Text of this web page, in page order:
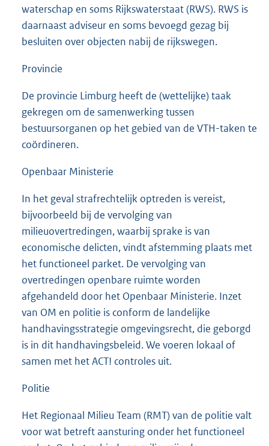
waterschap en soms Rijkswaterstaat (RWS). RWS is
daarnaast adviseur en soms bevoegd gezag bij
besluiten over objecten nabij de rijkswegen.
Provincie
De provincie Limburg heeft de (wettelijke) taak
gekregen om de samenwerking tussen
bestuursorganen op het gebied van de VTH-taken te
coördineren.
Openbaar Ministerie
In het geval strafrechtelijk optreden is vereist,
bijvoorbeeld bij de vervolging van
milieuovertredingen, waarbij sprake is van
economische delicten, vindt afstemming plaats met
het functioneel parket. De vervolging van
overtredingen openbare ruimte worden
afgehandeld door het Openbaar Ministerie. Inzet
van OM en politie is conform de landelijke
handhavingsstrategie omgevingsrecht, die geborgd
is in dit handhavingsbeleid. We voeren lokaal of
samen met het ACT! controles uit.
Politie
Het Regionaal Milieu Team (RMT) van de politie valt
voor wat betreft aansturing onder het functioneel